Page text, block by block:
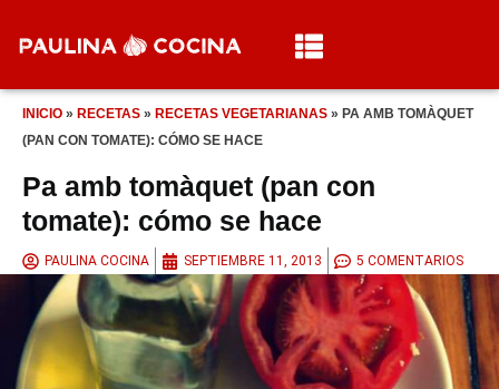
INICIO » RECETAS » RECETAS VEGETARIANAS » PA AMB TOMÀQUET
(PAN CON TOMATE): CÓMO SE HACE
Pa amb tomàquet (pan con
tomate): cómo se hace
PAULINA COCINA SEPTIEMBRE 11, 2013 5 COMENTARIOS